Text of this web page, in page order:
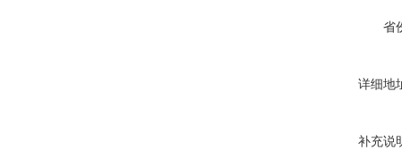
省
详细地
补充说